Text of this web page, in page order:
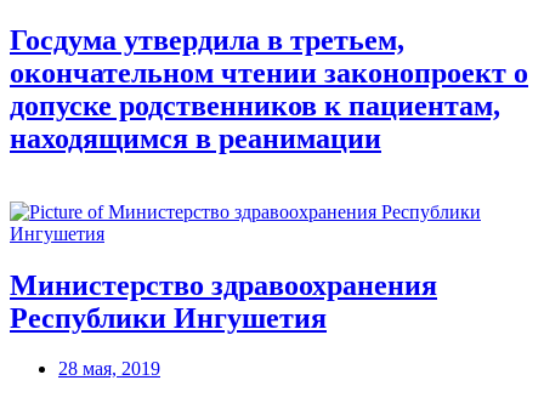
Госдума утвердила в третьем,
окончательном чтении законопроект о
допуске родственников к пациентам,
находящимся в реанимации
Министерство здравоохранения
Республики Ингушетия
28 мая, 2019